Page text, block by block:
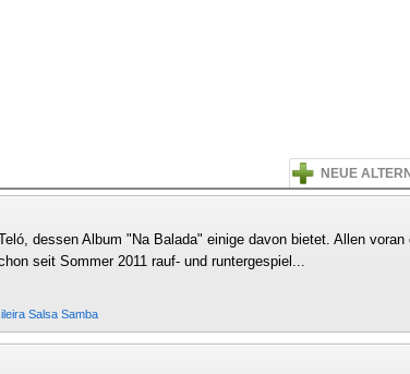
NEUE
dessen Album "Na Balada" einige davon bietet. Allen
seit Sommer 2011 rauf- und runtergespiel...
Salsa Samba